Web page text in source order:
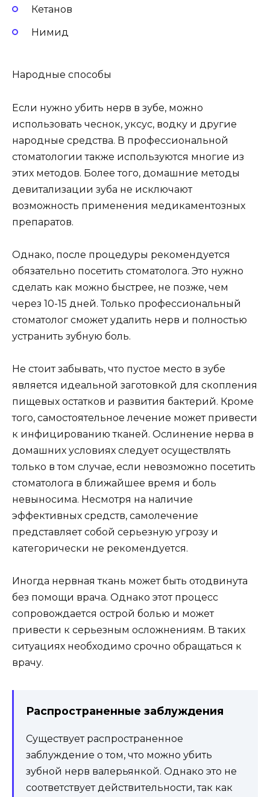
Кетанов
Нимид
Народные способы
Если нужно убить нерв в зубе, можно
использовать чеснок, уксус, водку и другие
народные средства. В профессиональной
стоматологии также используются многие из
этих методов. Более того, домашние методы
девитализации зуба не исключают
возможность применения медикаментозных
препаратов.
Однако, после процедуры рекомендуется
обязательно посетить стоматолога. Это нужно
сделать как можно быстрее, не позже, чем
через 10-15 дней. Только профессиональный
стоматолог сможет удалить нерв и полностью
устранить зубную боль.
Не стоит забывать, что пустое место в зубе
является идеальной заготовкой для скопления
пищевых остатков и развития бактерий. Кроме
того, самостоятельное лечение может привести
к инфицированию тканей. Ослинение нерва в
домашних условиях следует осуществлять
только в том случае, если невозможно посетить
стоматолога в ближайшее время и боль
невыносима. Несмотря на наличие
эффективных средств, самолечение
представляет собой серьезную угрозу и
категорически не рекомендуется.
Иногда нервная ткань может быть отодвинута
без помощи врача. Однако этот процесс
сопровождается острой болью и может
привести к серьезным осложнениям. В таких
ситуациях необходимо срочно обращаться к
врачу.
Распространенные заблуждения
Существует распространенное
заблуждение о том, что можно убить
зубной нерв валерьянкой. Однако это не
соответствует действительности, так как